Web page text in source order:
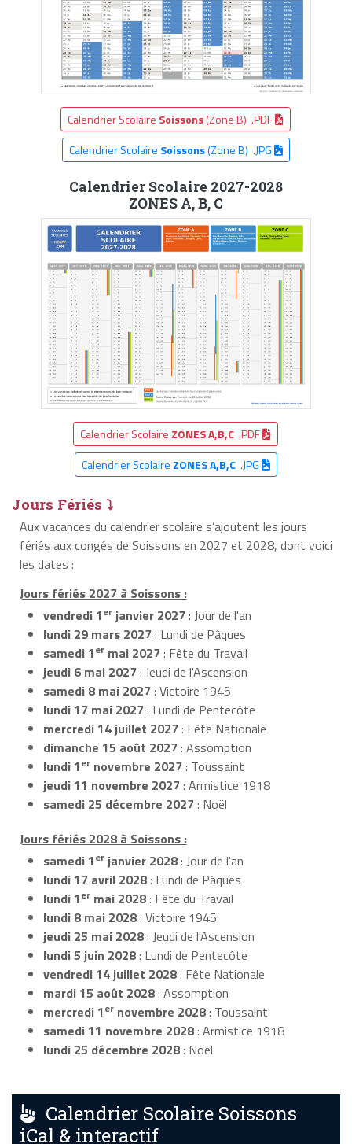
Calendrier Scolaire Soissons(Zone B) .PDF
Calendrier Scolaire Soissons(Zone B) .JPG
Calendrier Scolaire 2027-2028
ZONES A, B, C
Calendrier Scolaire ZONES A,B,C .PDF
Calendrier Scolaire ZONES A,B,C.JPG
Jours Fériés ⤵
Aux vacances du calendrier scolaire s’ajoutent les jours
fériés aux congés de Soissons en 2027 et 2028, dont voici
les dates :
Jours fériés 2027 à Soissons :
vendredi 1er janvier 2027: Jour de l'an
lundi 29 mars 2027: Lundi de Pâques
samedi 1er mai 2027: Fête du Travail
jeudi 6 mai 2027: Jeudi de l'Ascension
samedi 8 mai 2027: Victoire 1945
lundi 17 mai 2027: Lundi de Pentecôte
mercredi 14 juillet 2027: Fête Nationale
dimanche 15 août 2027: Assomption
lundi 1er novembre 2027: Toussaint
jeudi 11 novembre 2027: Armistice 1918
samedi 25 décembre 2027: Noël
Jours fériés 2028 à Soissons :
samedi 1er janvier 2028: Jour de l'an
lundi 17 avril 2028: Lundi de Pâques
lundi 1er mai 2028: Fête du Travail
lundi 8 mai 2028: Victoire 1945
jeudi 25 mai 2028: Jeudi de l'Ascension
lundi 5 juin 2028: Lundi de Pentecôte
vendredi 14 juillet 2028: Fête Nationale
mardi 15 août 2028: Assomption
mercredi 1er novembre 2028: Toussaint
samedi 11 novembre 2028: Armistice 1918
lundi 25 décembre 2028: Noël
Calendrier Scolaire Soissons
iCal & interactif